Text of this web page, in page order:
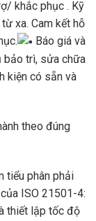
khắc phục . Kỹ
xa. Cam kết hỗ
Báo giá và
bảo trì, sửa chữa
kiện có sẵn và
theo đúng
tiểu phân phải
ISO 21501-4:
thiết lập tốc độ